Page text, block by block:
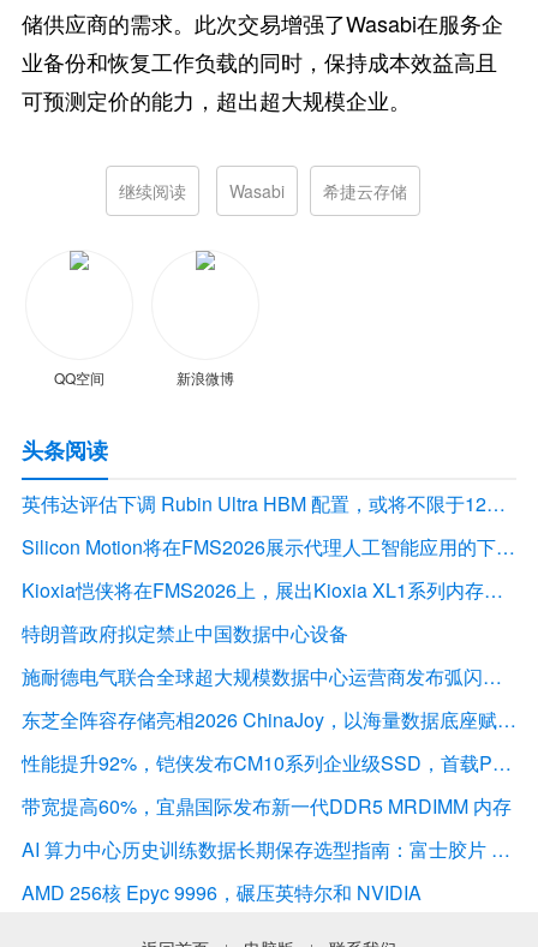
储供应商的需求。此次交易增强了Wasabi在服务企
业备份和恢复工作负载的同时，保持成本效益高且
可预测定价的能力，超出超大规模企业。
继续阅读 Wasabi 希捷云存储
QQ空间 新浪微博
头条阅读
英伟达评估下调 Rubin Ultra HBM 配置，或将不限于12Hi HBM4E
Silicon Motion将在FMS2026展示代理人工智能应用的下一代存储解决方案
Kioxia恺侠将在FMS2026上，展出Kioxia XL1系列内存扩展模块
特朗普政府拟定禁止中国数据中心设备
施耐德电气联合全球超大规模数据中心运营商发布弧闪风险评估报告
东芝全阵容存储亮相2026 ChinaJoy，以海量数据底座赋能“与AI同游”新体验
性能提升92%，铠侠发布CM10系列企业级SSD，首载PCIe 6.0接口
带宽提高60%，宜鼎国际发布新一代DDR5 MRDIMM 内存
AI 算力中心历史训练数据长期保存选型指南：富士胶片 LTO 磁带解决方案深度解析
AMD 256核 Epyc 9996，碾压英特尔和 NVIDIA